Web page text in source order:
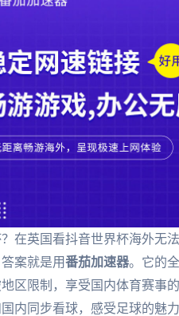
在英国看抖音世界杯海外无
案就是用番茄加速器。它的
区限制，享受国内体育赛事
内同步看球，感受足球的魅